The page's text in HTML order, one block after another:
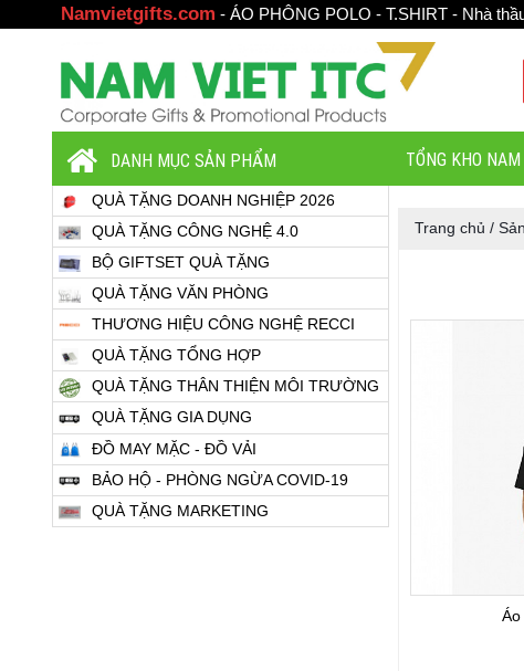
Namvietgifts.com - ÁO PHÔNG POLO - T.SHIRT - Nhà
TỔNG KHO
DANH MỤC SẢN PHẨM
QUÀ TẶNG DOANH NGHIỆP 2026
QUÀ TẶNG CÔNG NGHỆ 4.0
BỘ GIFTSET QUÀ TẶNG
QUÀ TẶNG VĂN PHÒNG
THƯƠNG HIỆU CÔNG NGHỆ RECCI
QUÀ TẶNG TỔNG HỢP
QUÀ TẶNG THÂN THIỆN MÔI TRƯỜNG
QUÀ TẶNG GIA DỤNG
ĐỒ MAY MẶC - ĐỒ VẢI
BẢO HỘ - PHÒNG NGỪA COVID-19
QUÀ TẶNG MARKETING
Trang chủ /